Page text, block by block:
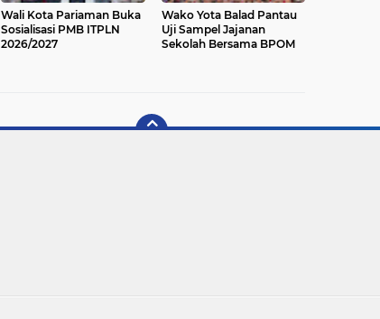
Wali Kota Pariaman Buka
Sosialisasi PMB ITPLN
2026/2027
Wako Yota Balad Pantau
Uji Sampel Jajanan
Sekolah Bersama BPOM